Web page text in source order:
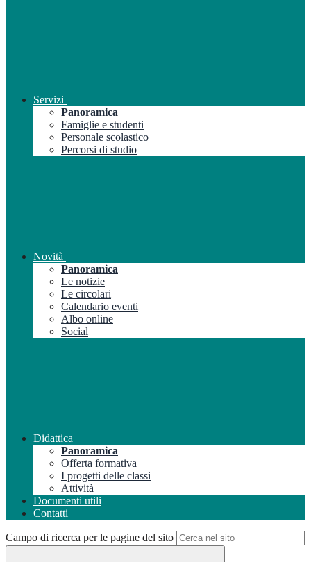
Servizi
Panoramica
Famiglie e studenti
Personale scolastico
Percorsi di studio
Novità
Panoramica
Le notizie
Le circolari
Calendario eventi
Albo online
Social
Didattica
Panoramica
Offerta formativa
I progetti delle classi
Attività
Documenti utili
Contatti
Campo di ricerca per le pagine del sito